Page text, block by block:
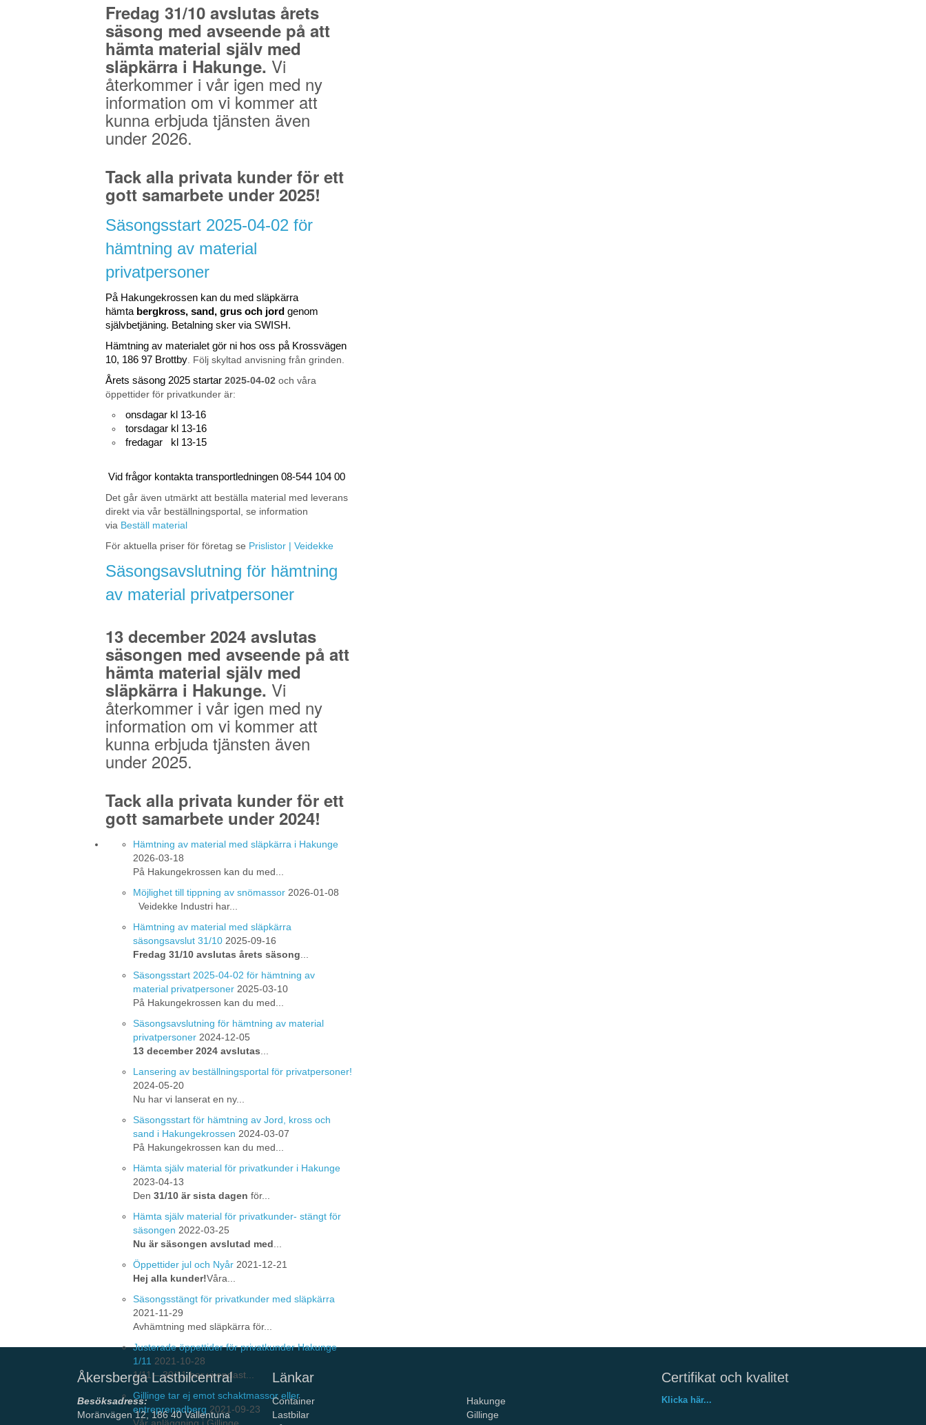
Fredag 31/10 avslutas årets
säsong med avseende på att
hämta material själv med
släpkärra i Hakunge. Vi
återkommer i vår igen med ny
information om vi kommer att
kunna erbjuda tjänsten även
under 2026.
Tack alla privata kunder för ett
gott samarbete under 2025!
Säsongsstart 2025-04-02 för
hämtning av material
privatpersoner
På Hakungekrossen kan du med släpkärra
hämta bergkross, sand, grus och jord genom
självbetjäning. Betalning sker via SWISH.
Hämtning av materialet gör ni hos oss på Krossvägen
10, 186 97 Brottby . Följ skyltad anvisning från grinden.
Årets säsong 2025 startar 2025-04-02 och våra
öppettider för privatkunder är:
onsdagar kl 13-16
torsdagar kl 13-16
fredagar kl 13-15
Vid frågor kontakta transportledningen 08-544 104 00
Det går även utmärkt att beställa material med leverans
direkt via vår beställningsportal, se information
via Beställ material
För aktuella priser för företag se Prislistor | Veidekke
Säsongsavslutning för hämtning
av material privatpersoner
13 december 2024 avslutas
säsongen med avseende på att
hämta material själv med
släpkärra i Hakunge. Vi
återkommer i vår igen med ny
information om vi kommer att
kunna erbjuda tjänsten även
under 2025.
Tack alla privata kunder för ett
gott samarbete under 2024!
Hämtning av material med släpkärra i Hakunge
2026-03-18
På Hakungekrossen kan du med...
Möjlighet till tippning av snömassor 2026-01-08
Veidekke Industri har...
Hämtning av material med släpkärra
säsongsavslut 31/10 2025-09-16
Fredag 31/10 avslutas årets säsong
Säsongsstart 2025-04-02 för hämtning av
material privatpersoner 2025-03-10
På Hakungekrossen kan du med...
Säsongsavslutning för hämtning av material
privatpersoner 2024-12-05
13 december 2024 avslutas
Lansering av beställningsportal för privatpersoner!
2024-05-20
Nu har vi lanserat en ny...
Säsongsstart för hämtning av Jord, kross och
sand i Hakungekrossen 2024-03-07
På Hakungekrossen kan du med...
Hämta själv material för privatkunder i Hakunge
2023-04-13
Den 31/10 är sista dagen för...
Hämta själv material för privatkunder- stängt för
säsongen 2022-03-25
Nu är säsongen avslutad med
Öppettider jul och Nyår 2021-12-21
Hej alla kunder!Våra...
Säsongsstängt för privatkunder med släpkärra
2021-11-29
Avhämtning med släpkärra för...
Justerade öppettider för privatkunder Hakunge
1/11 2021-10-28
1/11 – 30/11 har vi endast...
Gillinge tar ej emot schaktmassor eller
entreprenadberg 2021-09-23
Åkersberga Lastbilcentral
Besöksadress:
Moränvägen 12, 186 40 Vallentuna
Länkar
Container
Lastbilar
Hakunge
Gillinge
Certifikat och kvalitet
Klicka här...